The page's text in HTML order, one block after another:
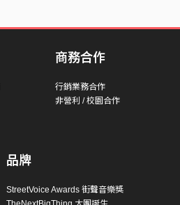
商務合作
行銷業務合作
非營利 / 校園合作
品牌
StreetVoice Awards 街聲音樂獎